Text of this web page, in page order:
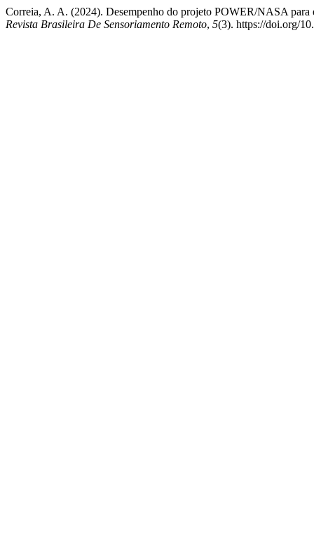
Correia, A. A. (2024). Desempenho do projeto POWER/NASA para
Revista Brasileira De Sensoriamento Remoto, 5(3). https://doi.org/